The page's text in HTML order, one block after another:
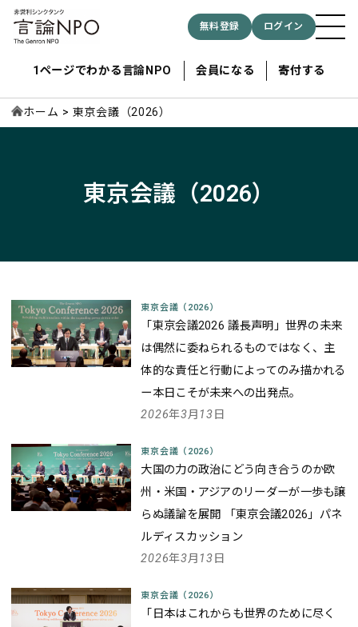
無料登録 ログイン
1ページでわかる言論NPO 会員になる 寄付する
ホーム 東京会議（2026）
東京会議（2026）
東京会議（2026）
「東京会議2026 議長声明」世界の未来
は偶然に委ねられるものではなく、主
体的な責任と行動によってのみ描かれる
ー本日こそが未来への出発点。
2026年3月13日
東京会議（2026）
大国の力の政治にどう向き合うのか――欧
州・米国・アジアのリーダーが一歩も譲
らぬ議論を展開 「東京会議2026」パネ
ルディスカッション
2026年3月13日
東京会議（2026）
「日本はこれからも世界のために尽く